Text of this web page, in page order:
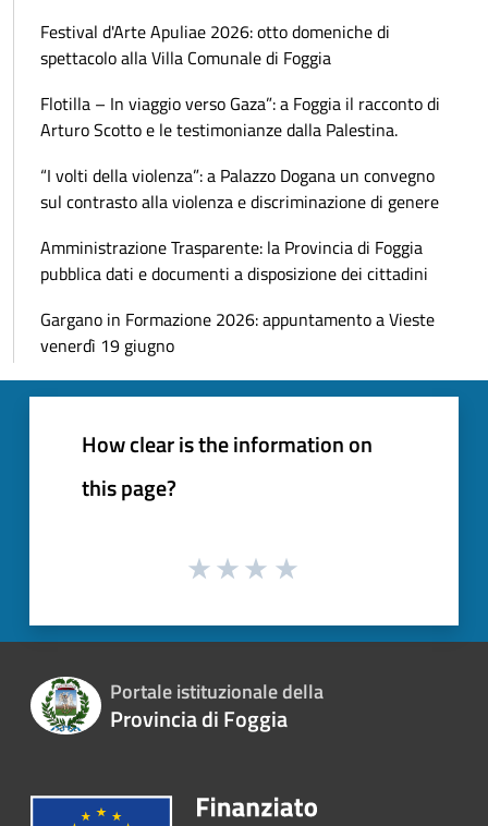
Festival d'Arte Apuliae 2026: otto domeniche di
spettacolo alla Villa Comunale di Foggia
Flotilla – In viaggio verso Gaza”: a Foggia il racconto di
Arturo Scotto e le testimonianze dalla Palestina.
“I volti della violenza”: a Palazzo Dogana un convegno
sul contrasto alla violenza e discriminazione di genere
Amministrazione Trasparente: la Provincia di Foggia
pubblica dati e documenti a disposizione dei cittadini
Gargano in Formazione 2026: appuntamento a Vieste
venerdì 19 giugno
How clear is the information on
this page?
Portale istituzionale della
Provincia di Foggia